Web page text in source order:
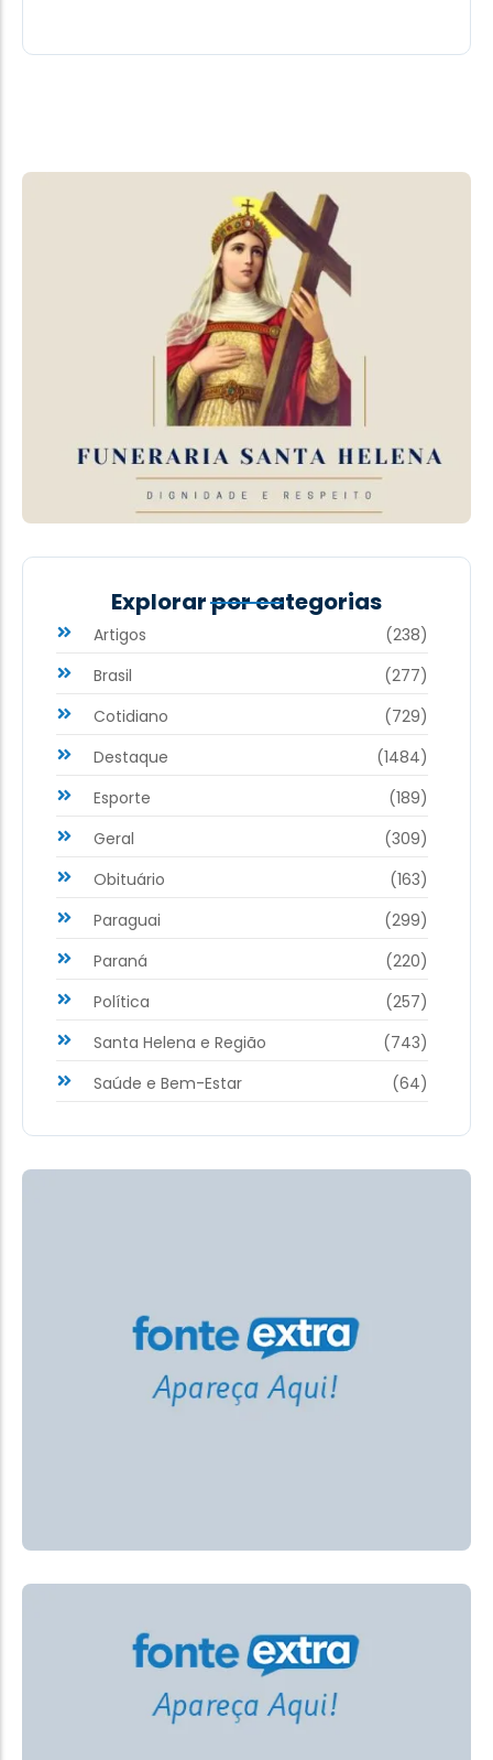
Explorar por categorias
Artigos
(238)
Brasil
(277)
Cotidiano
(729)
Destaque
(1484)
Esporte
(189)
Geral
(309)
Obituário
(163)
Paraguai
(299)
Paraná
(220)
Política
(257)
Santa Helena e Região
(743)
Saúde e Bem-Estar
(64)